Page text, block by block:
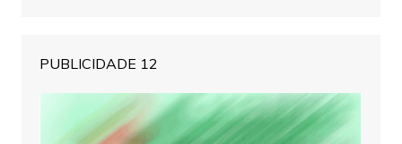
PUBLICIDADE 12